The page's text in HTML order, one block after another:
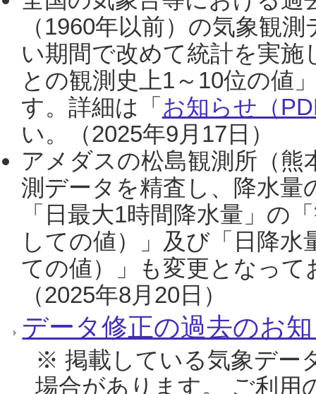
（1960年以前）の気象観
い期間で改めて統計を実
との観測史上1～10位の値
す。詳細は「 お知らせ（
い。（2025年9月17日）
アメダスの松島観測所（熊
測データを精査し、降水
「日最大1時間降水量」の
しての値）」及び「日降
ての値）」も変更となっ
（2025年8月20日）
データ修正の過去のお
※ 掲載している気象デー
場合があります。 ご利用